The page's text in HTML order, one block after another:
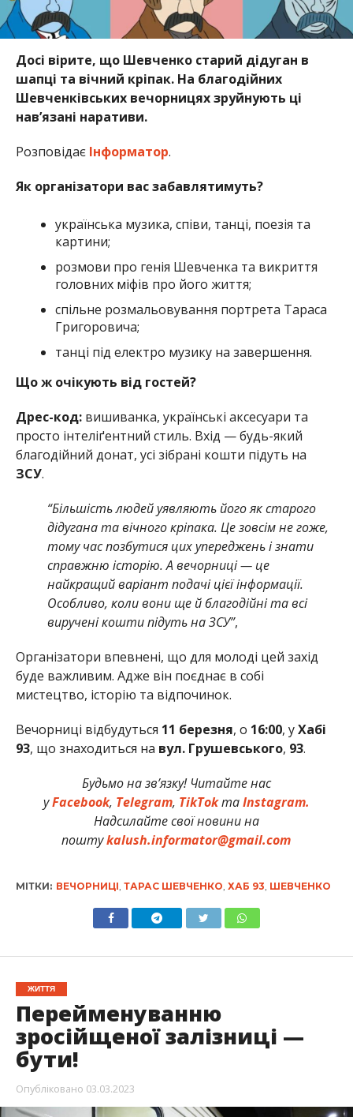
Досі вірите, що Шевченко старий дідуган в
шапці та вічний кріпак. На благодійних
Шевченківських вечорницях зруйнують ці
навʼязані наративи.
Розповідає Інформатор.
Як організатори вас забавлятимуть?
українська музика, співи, танці, поезія та
картини;
розмови про генія Шевченка та викриття
головних міфів про його життя;
спільне розмальовування портрета Тараса
Григоровича;
танці під електро музику на завершення.
Що ж очікують від гостей?
Дрес-код:вишиванка, українські аксесуари та
просто інтеліґентний стиль. Вхід — будь-який
благодійний донат, усі зібрані кошти підуть на
ЗСУ.
“Більшість людей уявляють його як старого
дідугана та вічного кріпака. Це зовсім не гоже,
тому час позбутися цих упереджень і знати
справжню історію. А вечорниці — це
найкращий варіант подачі цієї інформації.
Особливо, коли вони ще й благодійні та всі
виручені кошти підуть на ЗСУ”,
Організатори впевнені, що для молоді цей захід
буде важливим. Адже він поєднає в собі
мистецтво, історію та відпочинок.
Вечорниці відбудуться 11 березня, о 16:00, уХабі
93, що знаходиться на вул. Грушевського, 93.
Будьмо на зв’язку! Читайте нас
уFacebook, Telegram, TikTokтаInstagram.
Надсилайте свої новини на
поштуkalush.informator@gmail.com
МІТКИ: ВЕЧОРНИЦІ ТАРАС ШЕВЧЕНКО ХАБ 93 ШЕВЧЕНКО
ЖИТТЯ
Перейменуванню
зросійщеної залізниці —
бути!
Опубліковано 03.03.2023